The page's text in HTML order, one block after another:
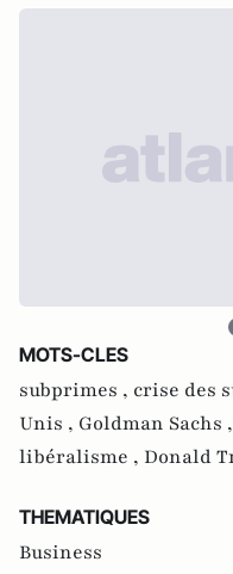
MOTS-CLES
subprimes , crise des
Unis , Goldman Sachs ,
libéralisme , Donald
THEMATIQUES
Business